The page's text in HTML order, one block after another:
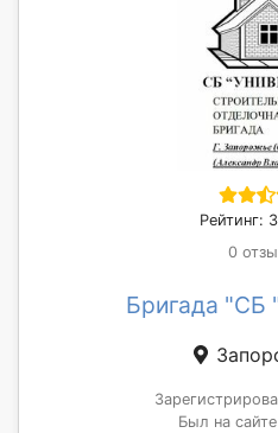
Рейтинг:
0
Бригада "СБ
Был на